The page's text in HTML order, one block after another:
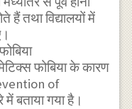
हैं तथा विद्यालयों में
फोबिया के कारण
of
बताया गया है।